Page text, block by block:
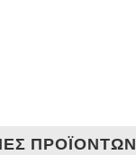
ΠΡΟΪΟΝΤΩΝ